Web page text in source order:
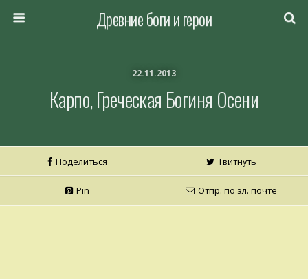
Древние боги и герои
22.11.2013
Карпо, Греческая Богиня Осени
Поделиться Твитнуть
Pin Отпр. по эл. почте